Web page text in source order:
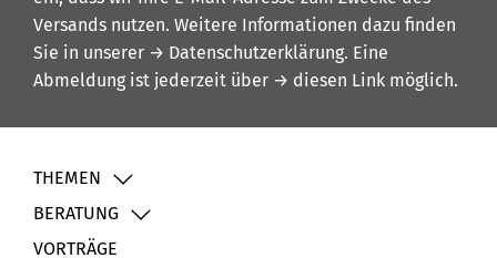
Versands nutzen. Weitere Informationen dazu finden
Sie in unserer → Datenschutzerklärung. Eine
Abmeldung ist jederzeit über → diesen Link möglich.
THEMEN
BERATUNG
VORTRÄGE